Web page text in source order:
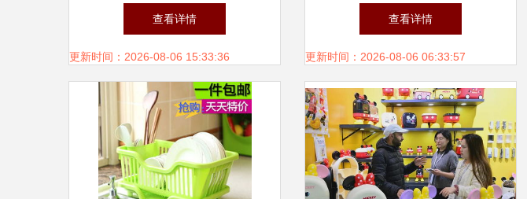
保品质与灵活定制的双重保障
查看详情
更新时间：2026-08-06 15:33:36
怀炉，你的居家取暖指南
查看详情
更新时间：2026-08-06 06:33:57